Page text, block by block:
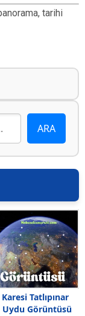
tarihi
Tatlıpınar
Uydu Görüntüsü